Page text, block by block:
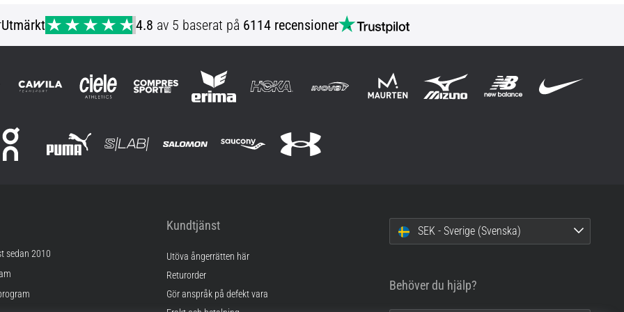
Utmärkt 4.8 av 5 baserat på 6114 recensioner
sedan 2010
Kundtjänst
Utöva ångerrätten här
Returorder
Gör anspråk på defekt vara
SEK - Sverige (Svenska)
Behöver du hjälp?